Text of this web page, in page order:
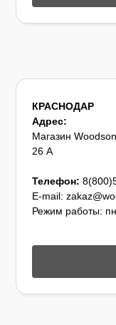
КРАСНОДАР
Адрес:
Магазин
26 А
Телефон:
E-mail:
Режим работы: